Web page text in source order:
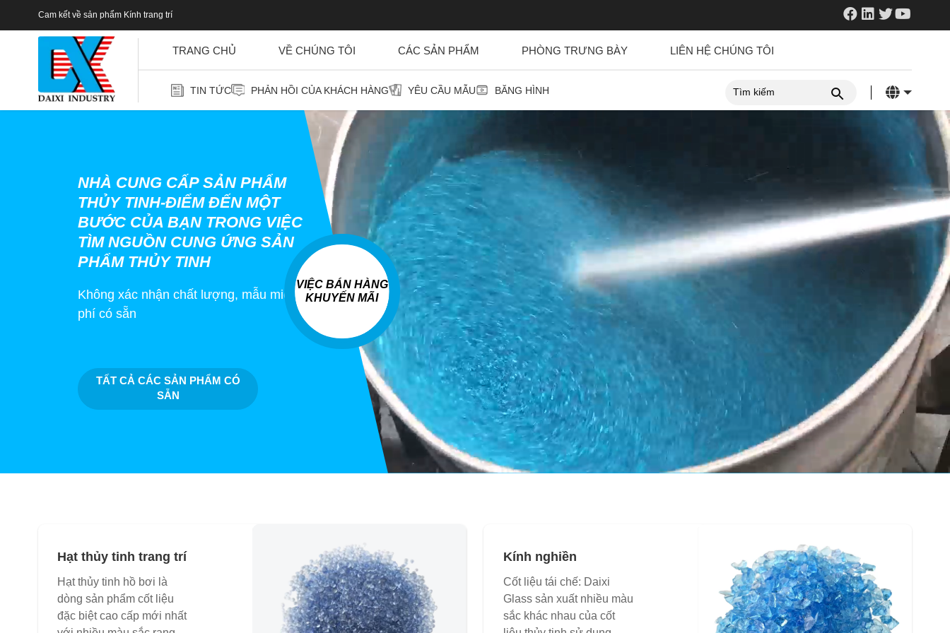
Cam kết về sản phẩm Kính trang trí
TRANG CHỦ VỀ CHÚNG TÔI CÁC SẢN PHẨM PHÒNG TRƯNG BÀY LIÊN HỆ CHÚNG TÔI
TIN TỨC PHẢN HỒI CỦA KHÁCH HÀNG YÊU CẦU MẪU BĂNG HÌNH
NHÀ CUNG CẤP SẢN PHẨM
THỦY TINH-ĐIỂM ĐẾN MỘT
BƯỚC CỦA BẠN TRONG VIỆC
TÌM NGUỒN CUNG ỨNG SẢN
PHẨM THỦY TINH
Không xác nhận chất lượng, mẫu miễn
phí có sẵn
TẤT CẢ CÁC SẢN PHẨM CÓ
SẴN
VIỆC BÁN HÀNG
KHUYẾN MÃI
Hạt thủy tinh trang trí
Hạt thủy tinh hồ bơi là
dòng sản phẩm cốt liệu
đặc biệt cao cấp mới nhất
Kính nghiền
Cốt liệu tái chế: Daixi
Glass sản xuất nhiều màu
sắc khác nhau của cốt